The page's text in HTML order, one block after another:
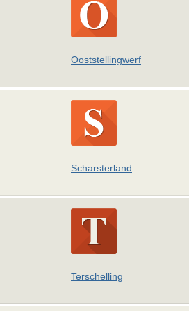
Ooststellingwerf
Scharsterland
Terschelling